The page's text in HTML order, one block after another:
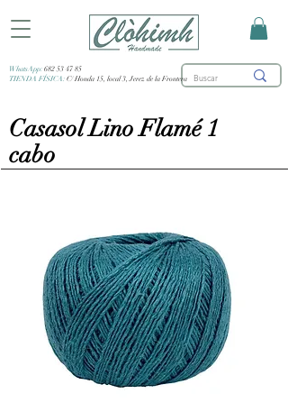
WhatsApp: 682 53 47 85
TIENDA FÍSICA: C/ Honda 15, local 3, Jerez de la Frontera
Casasol Lino Flamé 1
cabo